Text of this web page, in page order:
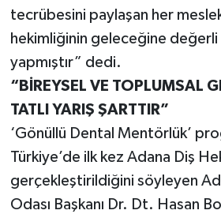
tecrübesini paylaşan her
hekimliğinin geleceğine değerli
yapmıştır” dedi.
“BİREYSEL VE TOPLUMSAL
TATLI YARIŞ ŞARTTIR”
‘Gönüllü Dental Mentörlük’
Türkiye’de ilk kez Adana Diş
gerçekleştirildiğini söyleyen
Odası Başkanı Dr. Dt. Hasan